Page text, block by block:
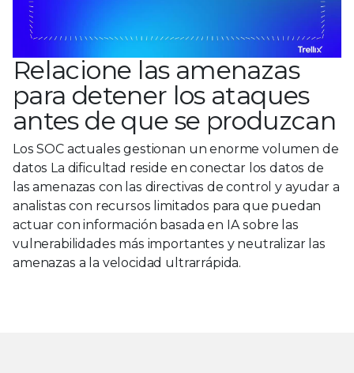
Relacione las amenazas
para detener los ataques
antes de que se produzcan
Los SOC actuales gestionan un enorme volumen de
datos La dificultad reside en conectar los datos de
las amenazas con las directivas de control y ayudar a
analistas con recursos limitados para que puedan
actuar con información basada en IA sobre las
vulnerabilidades más importantes y neutralizar las
amenazas a la velocidad ultrarrápida.